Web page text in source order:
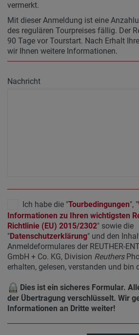
vermerkt.
Mit dieser Anmeldung ist eine
des regulären Tourpreises fällig. Der
90 Tage vor Tourstart. Nach Erhalt
wir Ihnen weitere Informationen.
Nachricht
Ich habe die "Tourbedingungen", "
Informationen zu Ihren wichtigsten
Richtlinie (EU) 2015/2302" sowie die
"Datenschutzerklärung" und den
Anmeldeformulares der REUTHER-
GmbH + Co. KG, Division Reuthers
erhalten, gelesen, verstanden und bin
Dies ist ein sicheres Formular.
der Übertragung verschlüsselt. Wir
Informationen an Dritte weiter!